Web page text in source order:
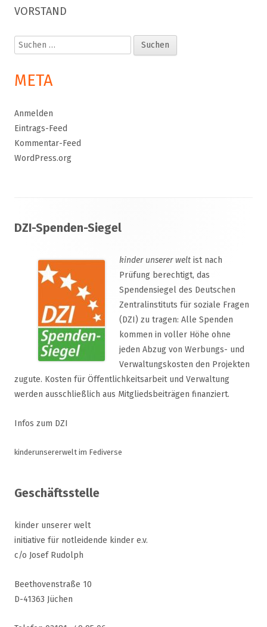
VORSTAND
Suchen
nach:
META
Anmelden
Eintrags-Feed
Kommentar-Feed
WordPress.org
Inhalt
DZI-Spenden-Siegel
kinder unserer welt ist nach
Prüfung berechtigt, das
Spendensiegel des Deutschen
Zentralinstituts für soziale Fragen
(DZI) zu tragen: Alle Spenden
kommen in voller Höhe ohne
jeden Abzug von Werbungs- und
Verwaltungskosten den Projekten
zugute. Kosten für Öffentlichkeitsarbeit und Verwaltung
werden ausschließlich aus Mitgliedsbeiträgen finanziert.
Infos zum DZI
kinderunsererwelt im Fediverse
Geschäftsstelle
kinder unserer welt
initiative für notleidende kinder e.v.
c/o Josef Rudolph
Beethovenstraße 10
D-41363 Jüchen